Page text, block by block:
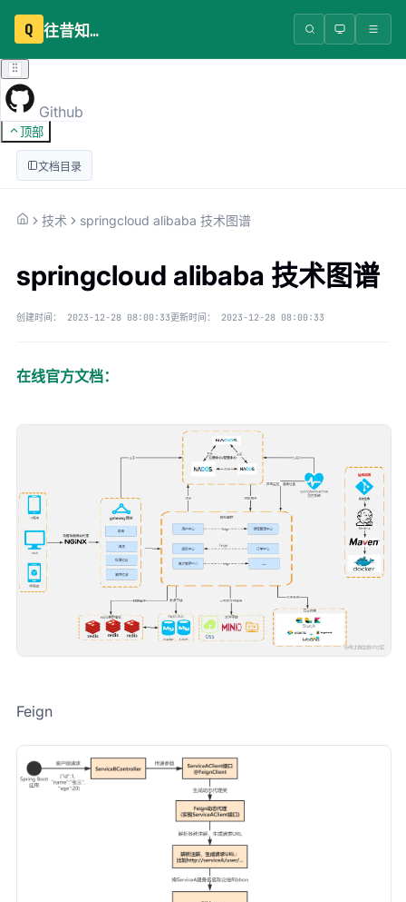
Q 往昔知识库
Github
顶部
文档目录
技术 springcloud alibaba 技术图谱
springcloud alibaba 技术图谱
创建时间： 2023-12-28 08:00:33更新时间： 2023-12-28 08:00:33
在线官方文档：
Feign